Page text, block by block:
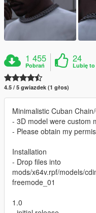
1 455
Pobrań
24
Lubię to
4.5 / 5 gwiazdek (1 głos)
Minimalistic Cuban
- 3D model were custom
- Please obtain my
Installation
- Drop files into
mods/x64v.rpf/models/
freemode_01
1.0